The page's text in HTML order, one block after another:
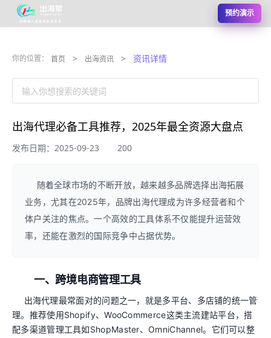
预约演示
你的位置： 首页 > 出海资讯 > 资讯详情
输入你想搜索的关键词
出海代理必备工具推荐，2025年最全资源大盘点
发布日期：2025-09-23 200
随着全球市场的不断开放，越来越多品牌选择出海拓展
业务，尤其在2025年，品牌出海代理成为许多经营者和个
体户关注的焦点。一个高效的工具体系不仅能提升运营效
率，还能在激烈的国际竞争中占据优势。
一、跨境电商管理工具
出海代理最常面对的问题之一，就是多平台、多店铺的统一管
理。推荐使用Shopify、WooCommerce这类主流建站平台，搭
配多渠道管理工具如ShopMaster、OmniChannel。它们可以整